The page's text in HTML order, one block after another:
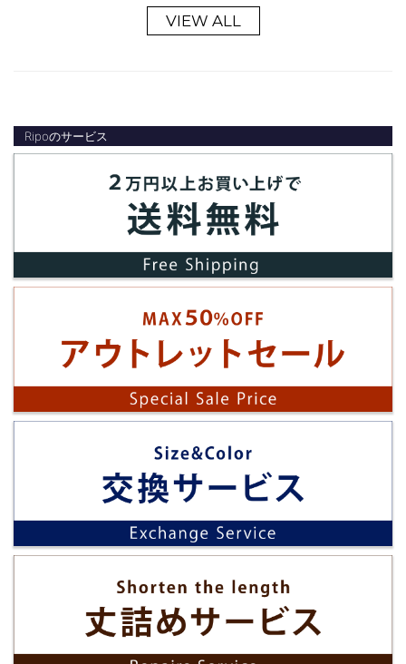
VIEW ALL
Ripoのサービス